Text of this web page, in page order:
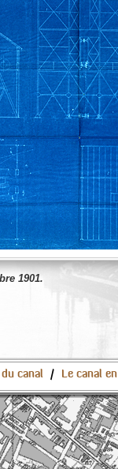
1901.
du canal / Le canal